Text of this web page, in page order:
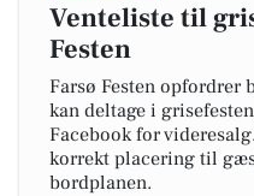
Venteliste til
Festen
Farsø Festen opfordrer
kan deltage i
Facebook for
korrekt placering til
bordplanen.